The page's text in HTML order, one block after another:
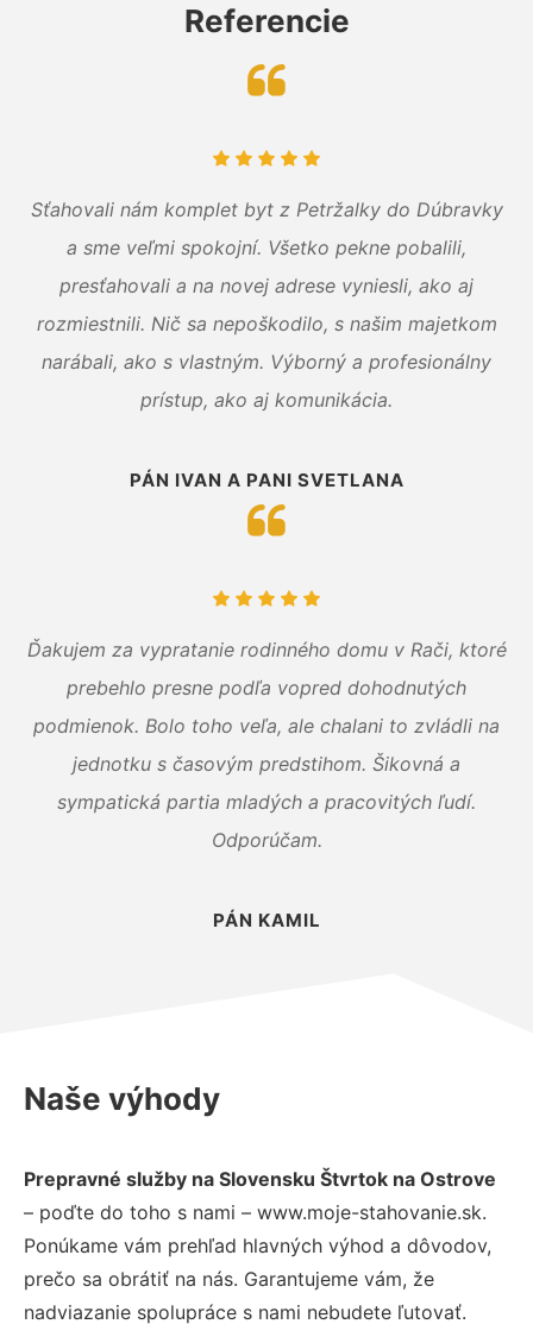
Referencie
Sťahovali nám komplet byt z Petržalky do Dúbravky
a sme veľmi spokojní. Všetko pekne pobalili,
presťahovali a na novej adrese vyniesli, ako aj
rozmiestnili. Nič sa nepoškodilo, s našim majetkom
narábali, ako s vlastným. Výborný a profesionálny
prístup, ako aj komunikácia.
PÁN IVAN A PANI SVETLANA
Ďakujem za vypratanie rodinného domu v Rači, ktoré
prebehlo presne podľa vopred dohodnutých
podmienok. Bolo toho veľa, ale chalani to zvládli na
jednotku s časovým predstihom. Šikovná a
sympatická partia mladých a pracovitých ľudí.
Odporúčam.
PÁN KAMIL
Naše výhody
Prepravné služby na Slovensku Štvrtok na Ostrove
– poďte do toho s nami – www.moje-stahovanie.sk.
Ponúkame vám prehľad hlavných výhod a dôvodov,
prečo sa obrátiť na nás. Garantujeme vám, že
nadviazanie spolupráce s nami nebudete ľutovať.